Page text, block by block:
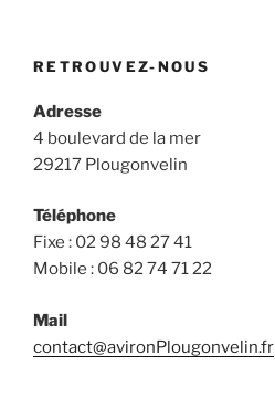
RETROUVEZ-NOUS
Adresse
4 boulevard de la mer
29217 Plougonvelin
Téléphone
Fixe : 02 98 48 27 41
Mobile : 06 82 74 71 22
Mail
contact@avironPlougonvelin.fr